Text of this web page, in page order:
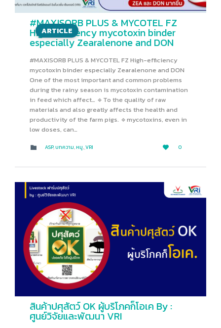
#MAXISORB PLUS & MYCOTEL FZ
High-efficiency mycotoxin binder
especially Zearalenone and DON
ARTICLE
#MAXISORB PLUS & MYCOTEL FZ High-efficiency
mycotoxin binder especially Zearalenone and DON
One of the most important and common problems
during the rainy season is mycotoxin contamination
in feed which affect… 🔹To the quality of raw
materials and also greatly affects the health and
productivity of the farm pigs. 🔹mycotoxins, even in
low doses, can…
 CATEGORY
ASP,บทความ,หมู, ฺVRI 
LOVE
IT
0
สินค้าปศุสัตว์ OK ผู้บริโภคก็โอเค By :
ศูนย์วิจัยและพัฒนา VRI